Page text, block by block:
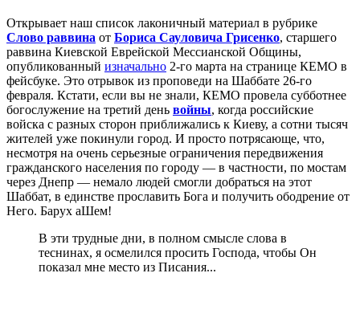
Открывает наш список лаконичный материал в рубрике
Слово раввина от Бориса Сауловича Грисенко, старшего
раввина Киевской Еврейской Мессианской Общины,
опубликованный изначально 2-го марта на странице КЕМО в
фейсбуке. Это отрывок из проповеди на Шаббате 26-го
февраля. Кстати, если вы не знали, КЕМО провела субботнее
богослужение на третий день войны, когда российские
войска с разных сторон приближались к Киеву, а сотни тысяч
жителей уже покинули город. И просто потрясающе, что,
несмотря на очень серьезные ограничения передвижения
гражданского населения по городу — в частности, по мостам
через Днепр — немало людей смогли добраться на этот
Шаббат, в единстве прославить Бога и получить ободрение от
Него. Барух аШем!
В эти трудные дни, в полном смысле слова в
теснинах, я осмелился просить Господа, чтобы Он
показал мне место из Писания...